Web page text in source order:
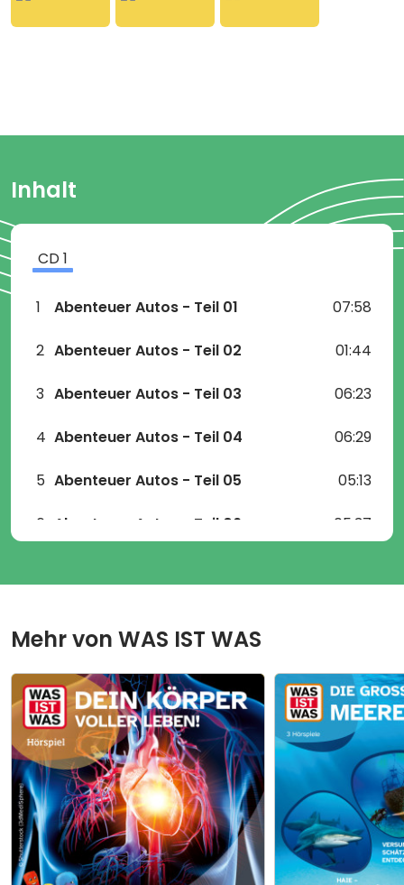
Motorsportarten es gibt und was ein Rennfahrer an
Inhalt
CD1
1 Abenteuer Autos - Teil 01 07:58
2 Abenteuer Autos - Teil 02 01:44
3 Abenteuer Autos - Teil 03 06:23
4 Abenteuer Autos - Teil 04 06:29
5 Abenteuer Autos - Teil 05 05:13
6 Abenteuer Autos - Teil 06 05:37
9 Abenteuer Autos - Teil 09
10 Abenteuer Autos - Teil 10 06:44
11 Abenteuer Autos - Teil 11 03:30
12 Abenteuer Autos - Teil 12 03:35
Mehr von WAS IST WAS